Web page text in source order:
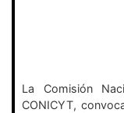
La Comisión
CONICYT,